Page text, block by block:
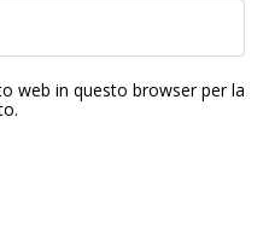
web in questo browser per la